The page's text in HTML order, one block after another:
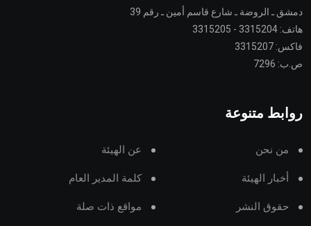
دمشق ـ الروضة ـ شارع قاسم أمين ـ رقم 39
هاتف: 3315204 - 3315205
فاكس: 3315207
ص.ب: 7296
روابط متنوعة
من نحن عن الهيئة
أخبار الهيئة كلمة المدير العام
حقوق النشر مواقع ذات صلة